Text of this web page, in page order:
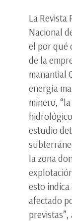
La Revista
Nacional
el por qué
de la
manantial
energía
minero,
estudio
la zona
esto
afectado